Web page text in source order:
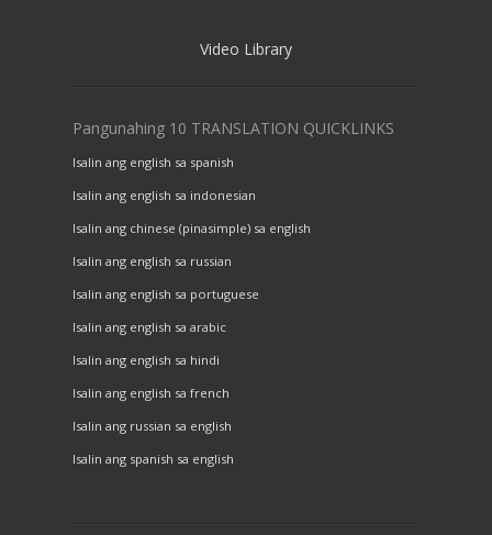
Video Library
Pangunahing 10 TRANSLATION QUICKLINKS
Isalin ang english sa spanish
Isalin ang english sa indonesian
Isalin ang chinese (pinasimple) sa english
Isalin ang english sa russian
Isalin ang english sa portuguese
Isalin ang english sa arabic
Isalin ang english sa hindi
Isalin ang english sa french
Isalin ang russian sa english
Isalin ang spanish sa english